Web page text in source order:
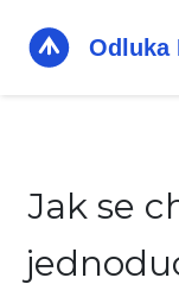
Jak se